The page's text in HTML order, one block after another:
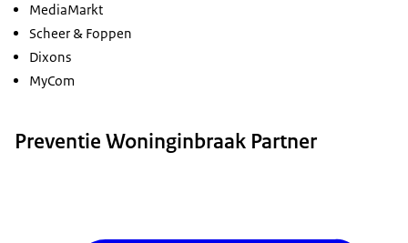
MediaMarkt
Scheer & Foppen
Dixons
MyCom
Preventie Woninginbraak Partner